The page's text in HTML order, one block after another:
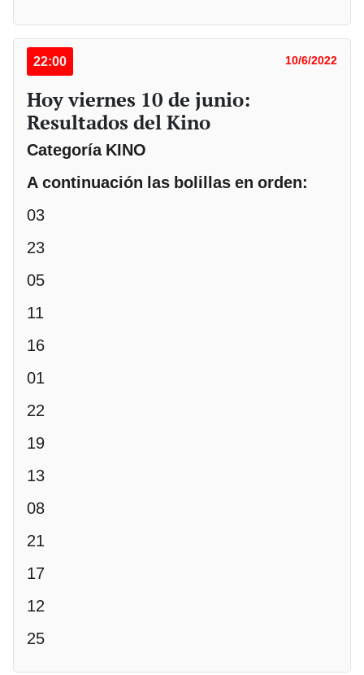
22:00 10/6/2022
Hoy viernes 10 de junio:
Resultados del Kino
Categoría KINO
A continuación las bolillas en orden:
03
23
05
11
16
01
22
19
13
08
21
17
12
25